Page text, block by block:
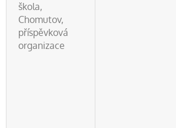
škola,
Chomutov,
příspěvková
organizace